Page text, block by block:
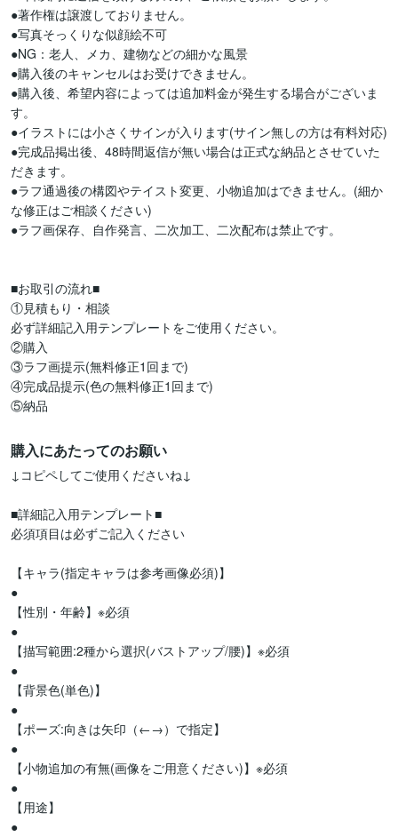
●著作権は譲渡しておりません。
●写真そっくりな似顔絵不可
●NG：老人、メカ、建物などの細かな風景
●購入後のキャンセルはお受けできません。
●購入後、希望内容によっては追加料金が発生する場合がございま
す。
●イラストには小さくサインが入ります(サイン無しの方は有料対応)
●完成品掲出後、48時間返信が無い場合は正式な納品とさせていた
だきます。
●ラフ通過後の構図やテイスト変更、小物追加はできません。(細か
な修正はご相談ください)
●ラフ画保存、自作発言、二次加工、二次配布は禁止です。
■お取引の流れ■
①見積もり・相談
必ず詳細記入用テンプレートをご使用ください。
②購入
③ラフ画提示(無料修正1回まで)
④完成品提示(色の無料修正1回まで)
⑤納品
購入にあたってのお願い
↓コピペしてご使用くださいね↓
■詳細記入用テンプレート■
必須項目は必ずご記入ください
【キャラ(指定キャラは参考画像必須)】
●
【性別・年齢】※必須
●
【描写範囲:2種から選択(バストアップ/腰)】※必須
●
【背景色(単色)】
●
【ポーズ:向きは矢印（←→）で指定】
●
【小物追加の有無(画像をご用意ください)】※必須
●
【用途】
●